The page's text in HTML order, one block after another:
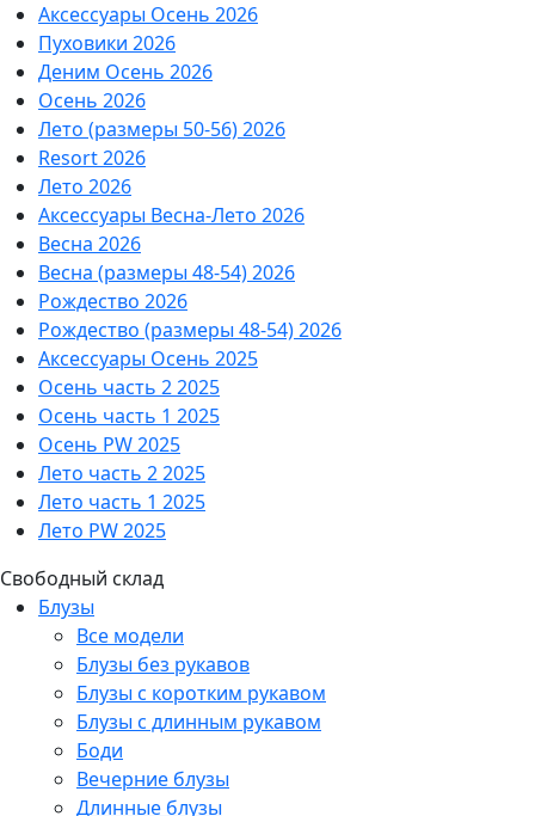
Аксессуары Осень 2026
Пуховики 2026
Деним Осень 2026
Осень 2026
Лето (размеры 50-56) 2026
Resort 2026
Лето 2026
Аксессуары Весна-Лето 2026
Весна 2026
Весна (размеры 48-54) 2026
Рождество 2026
Рождество (размеры 48-54) 2026
Аксессуары Осень 2025
Осень часть 2 2025
Осень часть 1 2025
Осень PW 2025
Лето часть 2 2025
Лето часть 1 2025
Лето PW 2025
Свободный склад
Блузы
Все модели
Блузы без рукавов
Блузы с коротким рукавом
Блузы с длинным рукавом
Боди
Вечерние блузы
Длинные блузы